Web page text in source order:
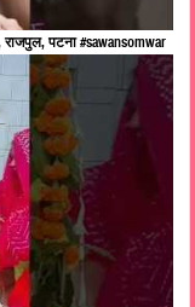
राजपुल, पटना #sawansomwar